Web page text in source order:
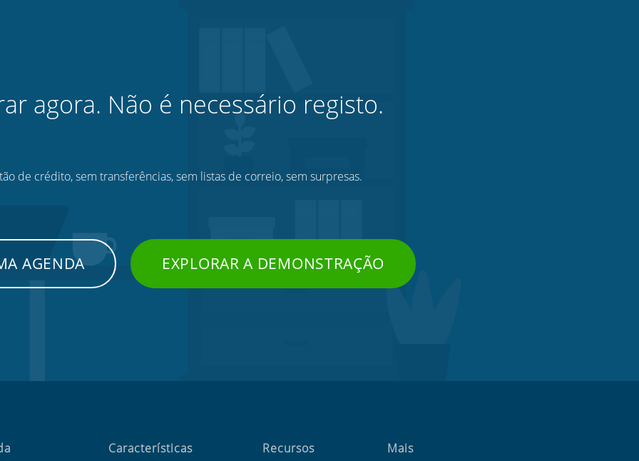
agora. Não é necessário registo.
de crédito, sem transferências, sem listas de correio, sem surpresas.
AGENDA EXPLORAR A DEMONSTRAÇÃO
Características Recursos Mais